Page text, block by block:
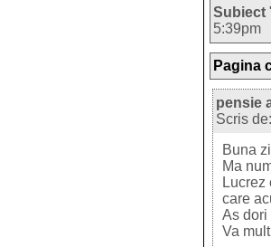
Subiect
5:39pm
Pagina
pensie
Scris de:
Buna
Ma
Lucrez
care
As dori
Va